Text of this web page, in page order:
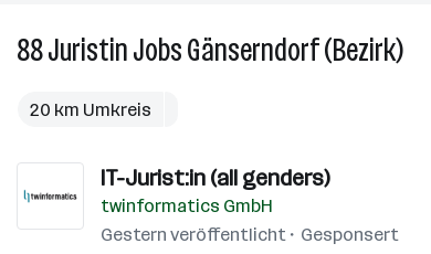
88JuristinJobsGänserndorf (Bezirk)88
20 km Umkreis
IT-Jurist:in (all genders)
twinformatics GmbH
Gestern veröffentlicht
Gesponsert